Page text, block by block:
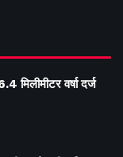
वर्षा दर्ज